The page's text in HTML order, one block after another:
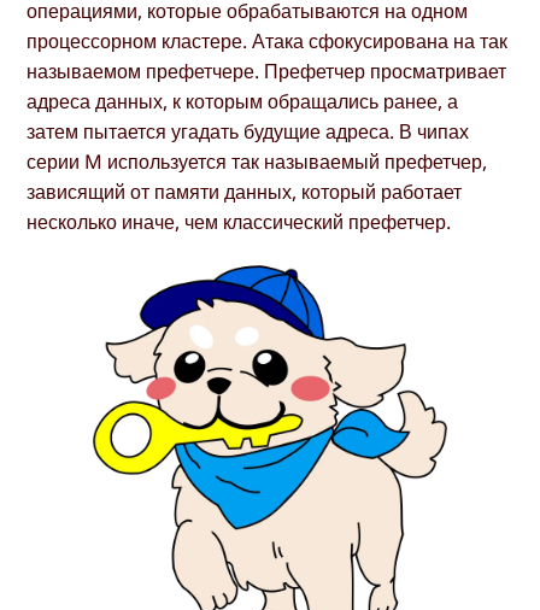
операциями, которые обрабатываются на одном
процессорном кластере. Атака сфокусирована на так
называемом префетчере. Префетчер просматривает
адреса данных, к которым обращались ранее, а
затем пытается угадать будущие адреса. В чипах
серии M используется так называемый префетчер,
зависящий от памяти данных, который работает
несколько иначе, чем классический префетчер.